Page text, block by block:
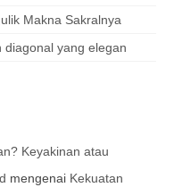
Makna Sakralnya
diagonal yang elegan
Keyakinan atau
mengenai Kekuatan